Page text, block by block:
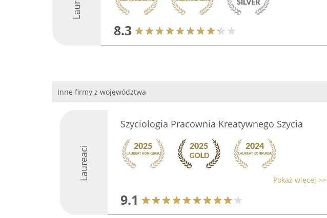
8.3
Inne firmy z województwa
Laureaci
Szyciologia Pracownia Kreatywnego Szycia
Pokaż więcej >>
9.1